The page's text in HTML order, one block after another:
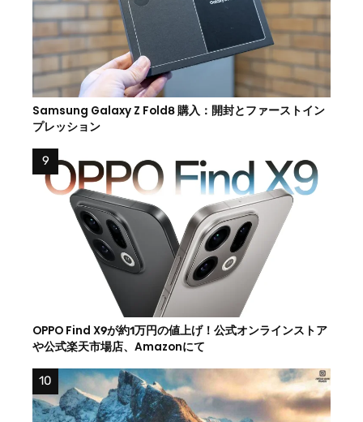
Samsung Galaxy Z Fold8 購入：開封とファーストイン
プレッション
OPPO Find X9が約1万円の値上げ！公式オンラインストア
や公式楽天市場店、Amazonにて